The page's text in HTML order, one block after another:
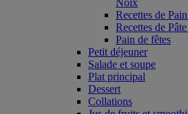
Noix
Recettes de
Recettes de
Pain de fêtes
Petit déjeuner
Salade et soupe
Plat principal
Dessert
Collations